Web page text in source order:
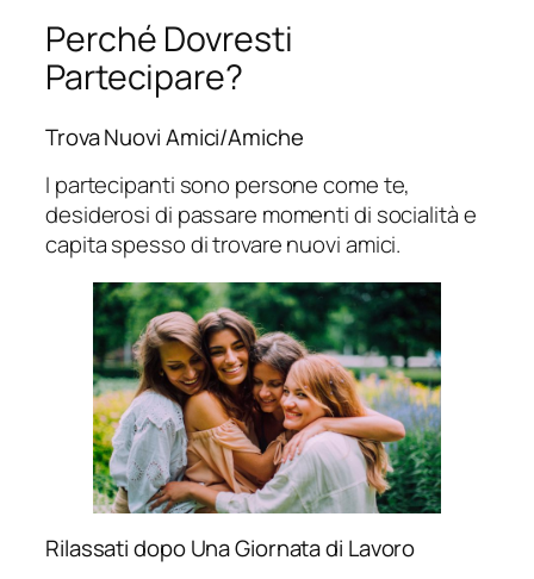
Perché Dovresti
Partecipare?
Trova Nuovi Amici/Amiche
I partecipanti sono persone come te,
desiderosi di passare momenti di socialità e
capita spesso di trovare nuovi amici.
Rilassati dopo Una Giornata di Lavoro